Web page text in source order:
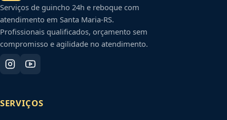
Serviços de guincho 24h e reboque com
atendimento em Santa Maria-RS.
Profissionais qualificados, orçamento sem
compromisso e agilidade no atendimento.
SERVIÇOS